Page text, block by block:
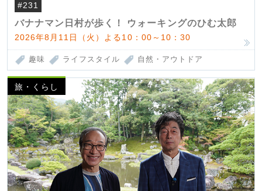
#231
バナナマン日村が歩く！ ウォーキングのひむ太郎
2026年8月11日（火）よる10：00～10：30
趣味 ライフスタイル 自然・アウトドア
旅・くらし